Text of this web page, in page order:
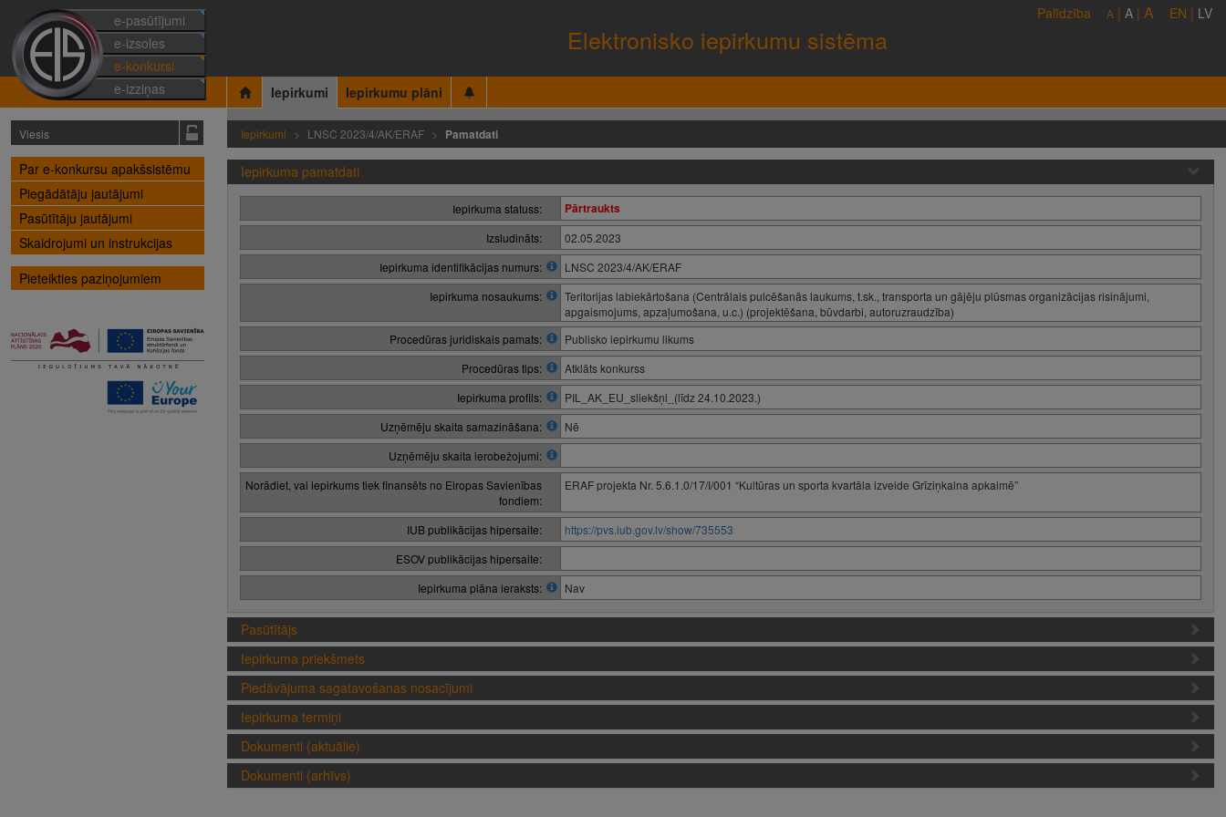
e-pasūtījumi
e-izsoles
e-konkursi
e-izziņas
Elektronisko iepirkumu sistēma
Palīdzība A | A | A EN | LV
Iepirkumi Iepirkumu plāni
Viesis
Par e-konkursu apakšsistēmu
Piegādātāju jautājumi
Pasūtītāju jautājumi
Skaidrojumi un instrukcijas
Pieteikties paziņojumiem
Iepirkumi LNSC 2023/4/AK/ERAF Pamatdati
Iepirkuma pamatdati
Iepirkuma statuss: Pārtraukts
Izsludināts:
02.05.2023
Iepirkuma identifikācijas numurs:
LNSC 2023/4/AK/ERAF
Iepirkuma nosaukums:
Teritorijas labiekārtošana (Centrālais pulcēšanās laukums, t.sk., transporta un gājēju plūsmas organizācijas risinājumi,
apgaismojums, apzaļumošana, u.c.) (projektēšana, būvdarbi, autoruzraudzība)
Procedūras juridiskais pamats:
Publisko iepirkumu likums
Procedūras tips:
Atklāts konkurss
Iepirkuma profils:
PIL_AK_EU_sliekšņi_(līdz 24.10.2023.)
Uzņēmēju skaita samazināšana:
Nē
Uzņēmēju skaita ierobežojumi:
Norādiet, vai iepirkums tiek finansēts no Eiropas Savienības
fondiem:
ERAF projekta Nr. 5.6.1.0/17/I/001 “Kultūras un sporta kvartāla izveide Grīziņkalna apkaimē”
IUB publikācijas hipersaite:
https://pvs.iub.gov.lv/show/735553
ESOV publikācijas hipersaite:
Iepirkuma plāna ieraksts:
Nav
Pasūtītājs
Iepirkuma priekšmets
Piedāvājuma sagatavošanas nosacījumi
Iepirkuma termiņi
Dokumenti (aktuālie)
Dokumenti (arhīvs)